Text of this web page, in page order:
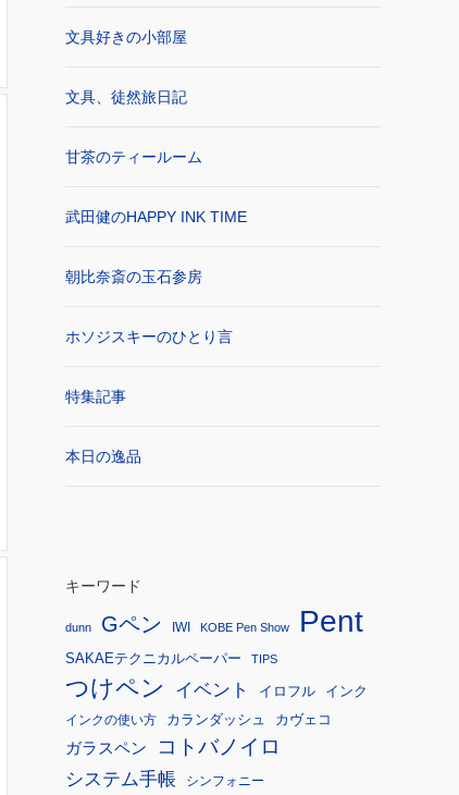
文具好きの小部屋
文具、徒然旅日記
甘茶のティールーム
武田健のHAPPY INK TIME
朝比奈斎の玉石参房
ホソジスキーのひとり言
特集記事
本日の逸品
キーワード
dunn Gペン IWI KOBE Pen Show Pent
SAKAEテクニカルペーパー TIPS
つけペン イベント イロフル インク
インクの使い方 カランダッシュ カヴェコ
ガラスペン コトバノイロ
システム手帳 シンフォニー